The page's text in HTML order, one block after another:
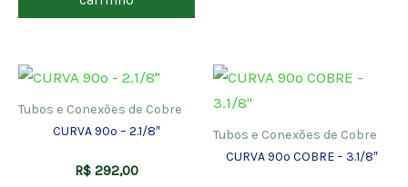
Tubos e Conexões de Cobre
CURVA 90º – 2.1/8″
R$ 292,00
Tubos e Conexões de Cobre
CURVA 90º COBRE – 3.1/8″